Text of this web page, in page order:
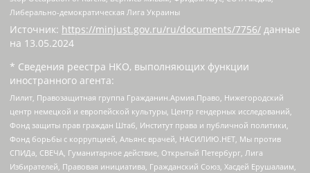
Либерально-демократическая Лига Украины
Источник: https://minjust.gov.ru/ru/documents/7756/ данные
на 13.05.2024
* Сведения реестра НКО, выполняющих функции
иностранного агента:
Лилит, Правозащитная группа Гражданин.Армия.Право, Нижегородский
центр немецкой и европейской культуры, Центр гендерных исследований,
Фонд защиты прав граждан Штаб, Институт права и публичной политики,
Фонд борьбы с коррупцией, Альянс врачей, НАСИЛИЮ.НЕТ, Мы против
СПИДа, СВЕЧА, Гуманитарное действие, Открытый Петербург, Лига
Избирателей, Правовая инициатива, Гражданский Союз, Хасдей Ерушалаим,